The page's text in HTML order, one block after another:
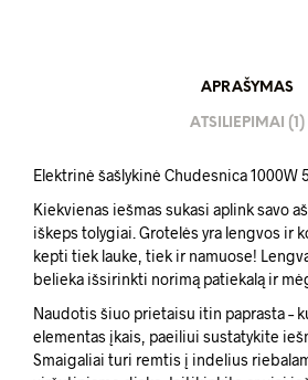
APRAŠYMAS
ATSILIEPIMAI (1)
Elektrinė šašlykinė Chudesnica 1000W
Kiekvienas iešmas sukasi aplink savo
iškeps tolygiai. Grotelės yra lengvos ir
kepti tiek lauke, tiek ir namuose!
belieka išsirinkti norimą patiekalą ir
Naudotis šiuo prietaisu itin paprasta –
elementas įkais, paeiliui sustatykite
Smaigaliai turi remtis į indelius